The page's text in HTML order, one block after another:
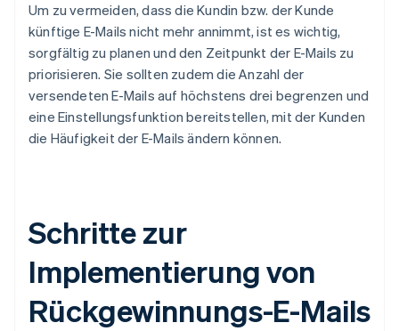
Um zu vermeiden, dass die Kundin bzw. der Kunde
künftige E-Mails nicht mehr annimmt, ist es wichtig,
sorgfältig zu planen und den Zeitpunkt der E-Mails zu
priorisieren. Sie sollten zudem die Anzahl der
versendeten E-Mails auf höchstens drei begrenzen und
eine Einstellungsfunktion bereitstellen, mit der Kunden
die Häufigkeit der E-Mails ändern können.
Schritte zur
Implementierung von
Rückgewinnungs-E-Mails